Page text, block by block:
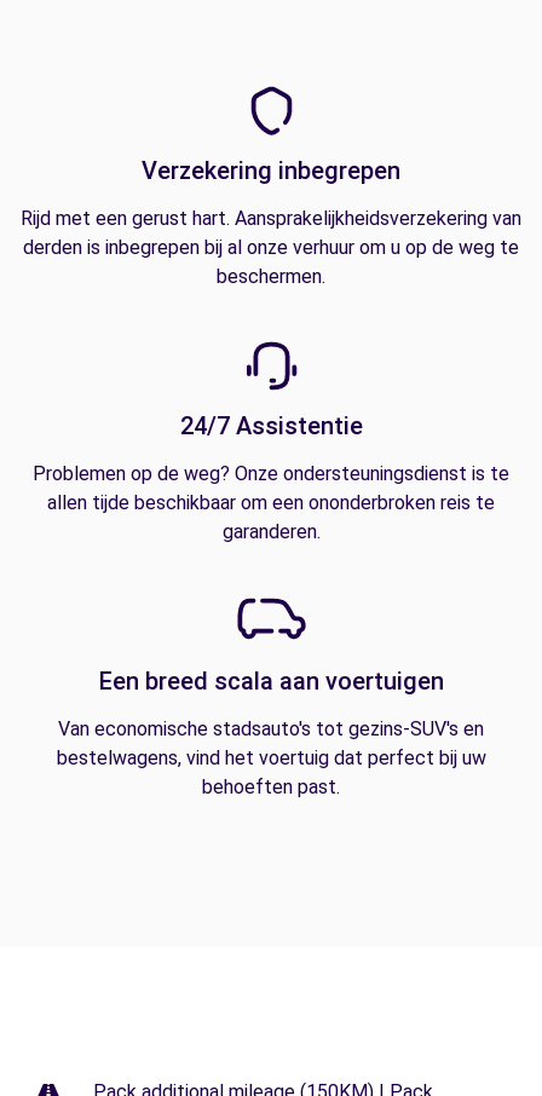
Verzekering inbegrepen
Rijd met een gerust hart. Aansprakelijkheidsverzekering van
derden is inbegrepen bij al onze verhuur om u op de weg te
beschermen.
24/7 Assistentie
Problemen op de weg? Onze ondersteuningsdienst is te
allen tijde beschikbaar om een ononderbroken reis te
garanderen.
Een breed scala aan voertuigen
Van economische stadsauto's tot gezins-SUV's en
bestelwagens, vind het voertuig dat perfect bij uw
behoeften past.